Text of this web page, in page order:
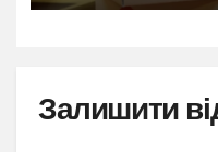
Залишити